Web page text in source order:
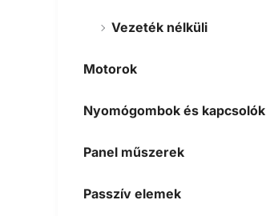
Vezeték nélküli
Motorok
Nyomógombok és kapcsolók
Panel műszerek
Passzív elemek